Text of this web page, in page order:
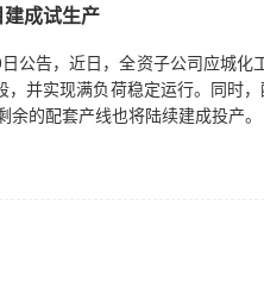
成试生产
公告，近日，全资子公司应城化
并实现满负荷稳定运行。同时
的配套产线也将陆续建成投产。